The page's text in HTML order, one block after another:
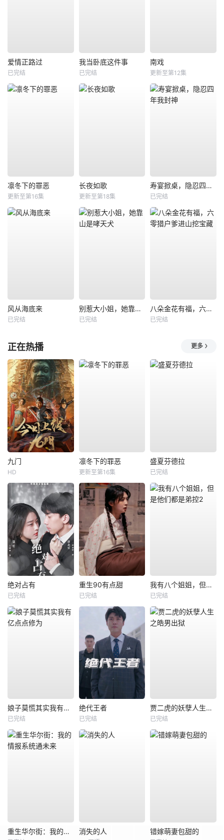
爱情正路过
已完结
我当卧底这件事
已完结
南戏
更新至第12集
凛冬下的罪恶
更新至第16集
长夜如歌
更新至第18集
寿宴掀桌，隐忍四年我封神
已完结
风从海底来
已完结
别惹大小姐，她靠山是哮天犬
已完结
八朵金花有福，六零猎户爹进山挖宝藏
已完结
正在热播 更多
九门
HD
凛冬下的罪恶
更新至第16集
盛夏芬德拉
已完结
绝对占有
已完结
重生90有点甜
已完结
我有八个姐姐，但是他们都是弟控2
已完结
娘子莫慌其实我有亿点点修为
已完结
绝代王者
已完结
贾二虎的妖孽人生之皓男出狱
已完结
重生华尔街：我的情报系统通未来 消失的人 错嫁萌妻包甜的